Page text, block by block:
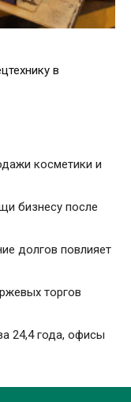
в
косметики и
бизнесу после
долгов повлияет
торгов
24,4 года, офисы